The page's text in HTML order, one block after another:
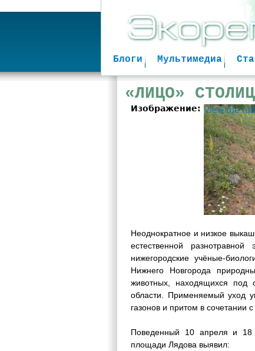
Мультимедиа
Блоги
«ЛИЦО»
Изображение: View the
Неоднократное и низкое
естественной
нижегородские учёные-
Нижнего Новгорода
животных, находящихся под
области. Применяемый уход
газонов и притом в сочетании
Поведенный 10 апреля и 18
площади Лядова выявил: